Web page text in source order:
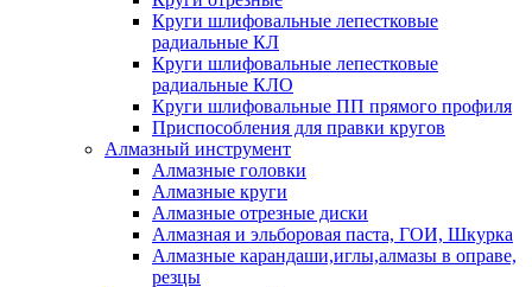
Круги шлифовальные лепестковые
радиальные КЛ
Круги шлифовальные лепестковые
радиальные КЛО
Круги шлифовальные ПП прямого профиля
Приспособления для правки кругов
Алмазный инструмент
Алмазные головки
Алмазные круги
Алмазные отрезные диски
Алмазная и эльборовая паста, ГОИ, Шкурка
Алмазные карандаши,иглы,алмазы в оправе,
резцы